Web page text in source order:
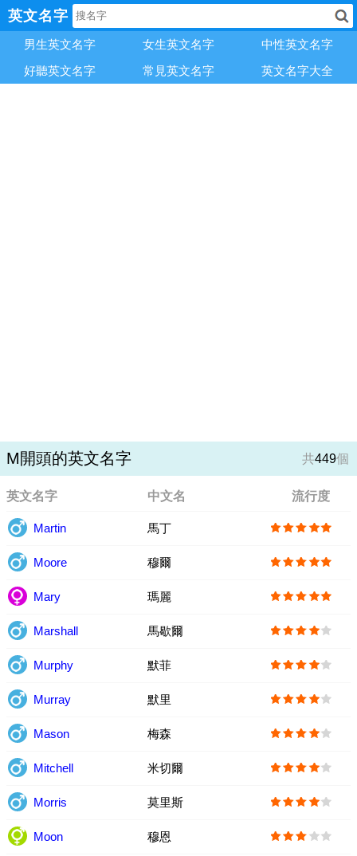
英文名字
男生英文名字 女生英文名字
中性英文名字
好聽英文名字
常見英文名字 英文名字大全
M開頭的英文名字 共449個
英文名字 中文名 流行度
Martin 馬丁
Moore 穆爾
Mary 瑪麗
Marshall 馬歇爾
Murphy 默菲
Murray 默里
Mason 梅森
Mitchell 米切爾
Morris 莫里斯
Moon 穆恩